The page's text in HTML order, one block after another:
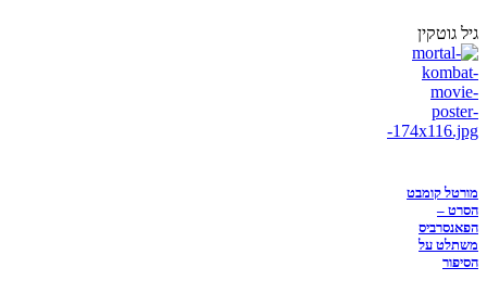
גיל גוטקין
מורטל קומבט
הסרט –
הפאנסרביס
משתלט על
הסיפור